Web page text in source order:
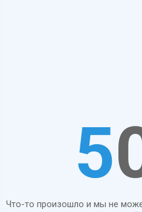
5
Что-то произошло и мы не